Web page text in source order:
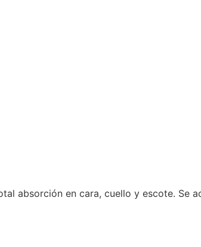
absorción en cara, cuello y escote. Se